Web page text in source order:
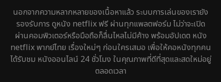
นอกจากความหลากหลายของเนื้อหาแล้ว ระบบการเล่นของเรายัง
รองรับการ ดูหนัง netflix ฟรี ผ่านทุกแพลตฟอร์ม ไม่ว่าจะเปิด
ผ่านคอมพิวเตอร์หรือมือถือก็ลื่นไหลไม่มีค้าง พร้อมอัปเดต หนัง
netflix พากย์ไทย เรื่องใหม่ๆ ก่อนใครเสมอ เพื่อให้คอหนังทุกคน
ได้รับชม หนังออนไลน์ 24 ชั่วโมง ในคุณภาพที่ดีที่สุดและสดใหม่อยู่
ตลอดเวลา